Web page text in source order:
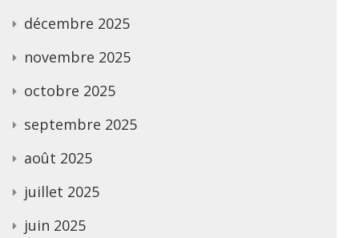
décembre 2025
novembre 2025
octobre 2025
septembre 2025
août 2025
juillet 2025
juin 2025